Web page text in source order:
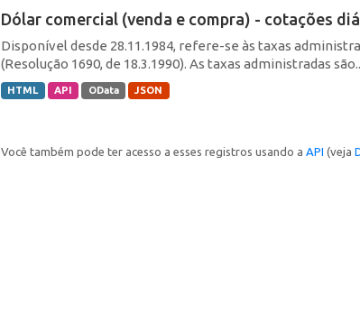
Dólar comercial (venda e compra) - cotações
Disponível desde 28.11.1984, refere-se às taxas
(Resolução 1690, de 18.3.1990). As taxas administradas
HTML API OData JSON
Você também pode ter acesso a esses registros usando a API (veja